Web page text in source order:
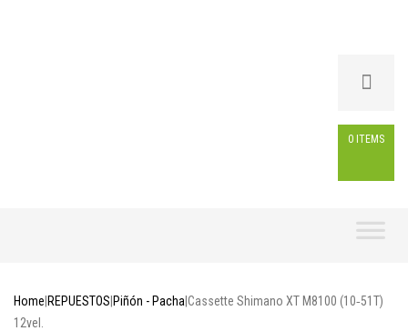
0 ITEMS
Home REPUESTOS Piñón - Pacha Cassette Shimano XT M8100 (10‑51T)
12vel.